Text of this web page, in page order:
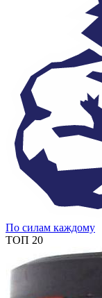
По силам каждому
ТОП 20